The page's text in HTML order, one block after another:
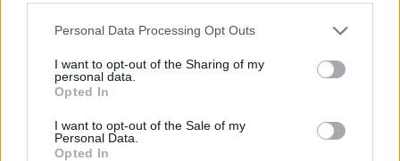
negar su consentimiento. Tenga en cuenta que algún
de su consentimiento, pero usted tiene el derecho de
rechazar tal procesamiento. Sus preferencias se aplicarán
cualquier momento entrando de nuevo en este sitio web o
visitando nuestra política de privacidad.
Personal Data Processing Opt Outs
I want to opt-out of the Sharing of my
personal data.
Opted In
I want to opt-out of the Sale of my
Personal Data.
Opted In